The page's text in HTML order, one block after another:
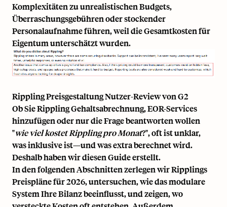
Komplexitäten zu unrealistischen Budgets,
Überraschungsgebühren oder stockender
Personalaufnahme führen, weil die Gesamtkosten für
Eigentum unterschätzt wurden.
Rippling Preisgestaltung Nutzer-Reviewvon G2
Ob Sie Rippling Gehaltsabrechnung, EOR-Services
hinzufügen oder nur die Frage beantworten wollen
"wie viel kostet Rippling pro Monat?", oft ist unklar,
was inklusive ist—und was extra berechnet wird.
Deshalb haben wir diesen Guide erstellt.
In den folgenden Abschnitten zerlegen wir Ripplings
Preispläne für 2026, untersuchen, wie das modulare
System Ihre Bilanz beeinflusst, und zeigen, wo